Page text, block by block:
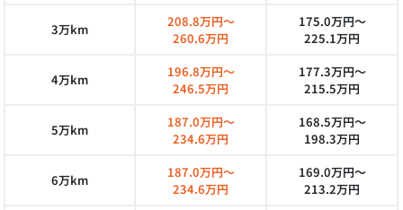
3万km
208.8万円～
260.6万円
175.0万円～
225.1万円
4万km
196.8万円～
246.5万円
177.3万円～
215.5万円
5万km
187.0万円～
234.6万円
168.5万円～
198.3万円
6万km
187.0万円～
234.6万円
169.0万円～
213.2万円